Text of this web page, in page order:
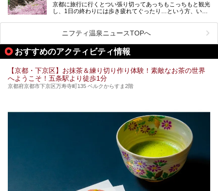
今回は京都にある岩盤浴のある施設をピックアップしてご紹
京都に旅行に行くとつい張り切ってあっちもこっちもと観光
し、1日の終わりには歩き疲れてぐったり…という方、いま
そんな疲れた身体には温泉です！京都には、市内にも郊外に
も素晴らしい温泉がたくさんあります。そこで、日帰り利用
できるおすすめの温泉・温浴施設をまとめてみました。
ニフティ温泉ニュースTOPへ
おすすめのアクティビティ情報
【京都・下京区】お抹茶＆練り切り作り体験！素敵なお茶の世界
へようこそ！五条駅より徒歩1分
京都府京都市下京区万寿寺町135 ベルクからすま2階